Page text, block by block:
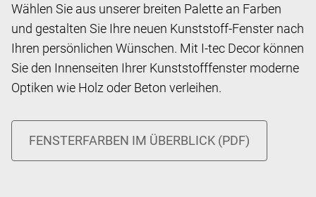
Wählen Sie aus unserer breiten Palette an Farben
und gestalten Sie Ihre neuen Kunststoff-Fenster nach
Ihren persönlichen Wünschen. Mit I-tec Decor können
Sie den Innenseiten Ihrer Kunststofffenster moderne
Optiken wie Holz oder Beton verleihen.